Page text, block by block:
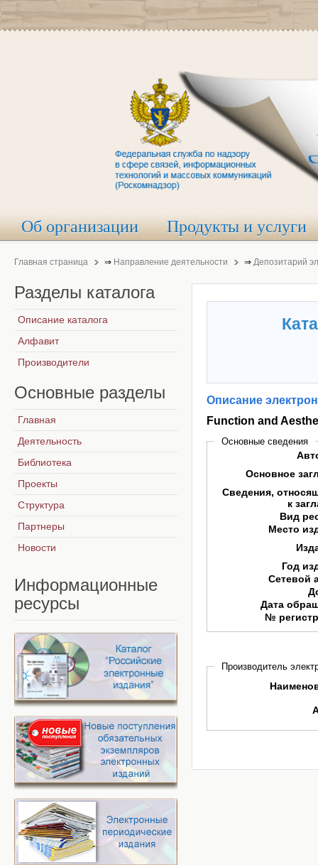
Об организации Продукты и услуги
Главная страница ⇒ Направление деятельности ⇒ Депозитарий
Описание
Function and
Основные сведения
Основное
Сведения,
к
Вид
Место
Год
Сетевой
Дата
№
Производитель
Разделы каталога
Описание каталога
Алфавит
Производители
Основные разделы
Главная
Деятельность
Библиотека
Проекты
Структура
Партнеры
Новости
Информационные
ресурсы